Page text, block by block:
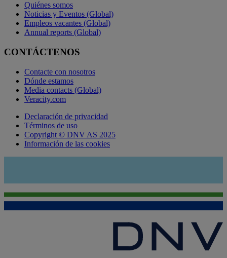
Quiénes somos
Noticias y Eventos (Global)
Empleos vacantes (Global)
Annual reports (Global)
CONTÁCTENOS
Contacte con nosotros
Dónde estamos
Media contacts (Global)
Veracity.com
Declaración de privacidad
Términos de uso
Copyright © DNV AS 2025
Información de las cookies